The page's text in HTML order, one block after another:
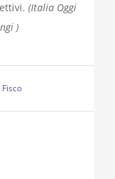
(Italia Oggi
)
Fisco